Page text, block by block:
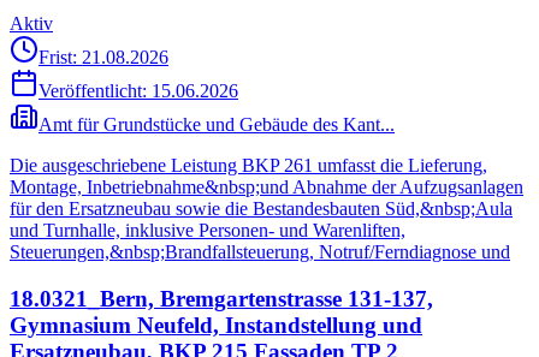
Aktiv
Frist: 21.08.2026
Veröffentlicht: 15.06.2026
Amt für Grundstücke und Gebäude des Kant...
Die ausgeschriebene Leistung BKP 261 umfasst die Lieferung,
Montage, Inbetriebnahme&nbsp;und Abnahme der Aufzugsanlagen
für den Ersatzneubau sowie die Bestandesbauten Süd,&nbsp;Aula
und Turnhalle, inklusive Personen- und Warenliften,
Steuerungen,&nbsp;Brandfallsteuerung, Notruf/Ferndiagnose und
18.0321_Bern, Bremgartenstrasse 131-137,
Gymnasium Neufeld, Instandstellung und
Ersatzneubau, BKP 215 Fassaden TP 2